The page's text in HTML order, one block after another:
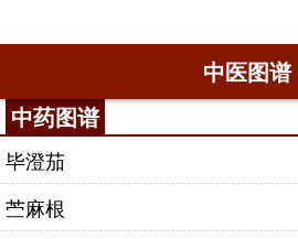
中医图谱
中药图谱
毕澄茄
苎麻根